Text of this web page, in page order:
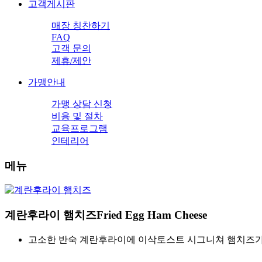
고객게시판
매장 칭찬하기
FAQ
고객 문의
제휴/제안
가맹안내
가맹 상담 신청
비용 및 절차
교육프로그램
인테리어
메뉴
계란후라이 햄치즈Fried Egg Ham Cheese
고소한 반숙 계란후라이에 이삭토스트 시그니쳐 햄치즈